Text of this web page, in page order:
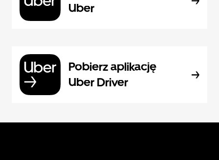
Uber
Pobierz aplikację
Uber Driver